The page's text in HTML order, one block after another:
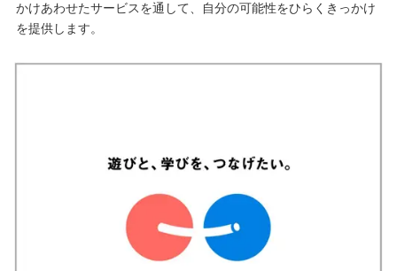
かけあわせたサービスを通して、自分の可能性をひらくきっかけ
を提供します。